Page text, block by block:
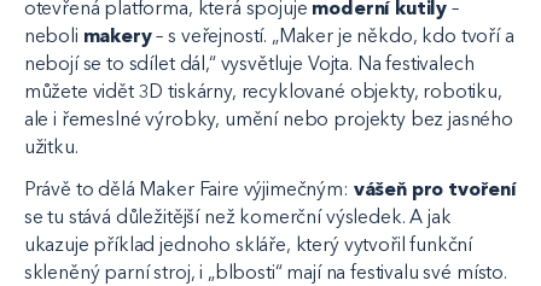
otevřená platforma, která spojuje moderní kutily –
neboli makery– s veřejností. „Maker je někdo, kdo tvoří a
nebojí se to sdílet dál,“ vysvětluje Vojta. Na festivalech
můžete vidět 3D tiskárny, recyklované objekty, robotiku,
ale i řemeslné výrobky, umění nebo projekty bez jasného
užitku.
Právě to dělá Maker Faire výjimečným: vášeň pro tvoření
se tu stává důležitější než komerční výsledek. A jak
ukazuje příklad jednoho skláře, který vytvořil funkční
skleněný parní stroj, i „blbosti“ mají na festivalu své místo.